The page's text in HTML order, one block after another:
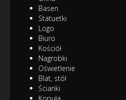
Basen
Statuetki
Logo
Biuro
Kościół
Nagrobki
Oświetlenie
Blat, stół
Ścianki
Kopuła